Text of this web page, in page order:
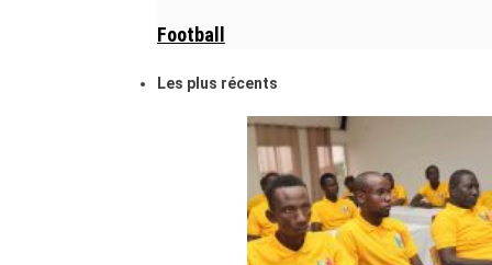
Football
Les plus récents